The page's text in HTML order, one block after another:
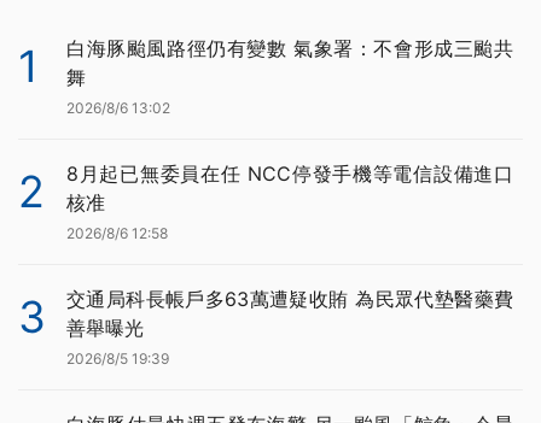
1
白海豚颱風路徑仍有變數 氣象署：不會形成三颱共
舞
2026/8/6 13:02
2
8月起已無委員在任 NCC停發手機等電信設備進口
核准
2026/8/6 12:58
3
交通局科長帳戶多63萬遭疑收賄 為民眾代墊醫藥費
善舉曝光
2026/8/5 19:39